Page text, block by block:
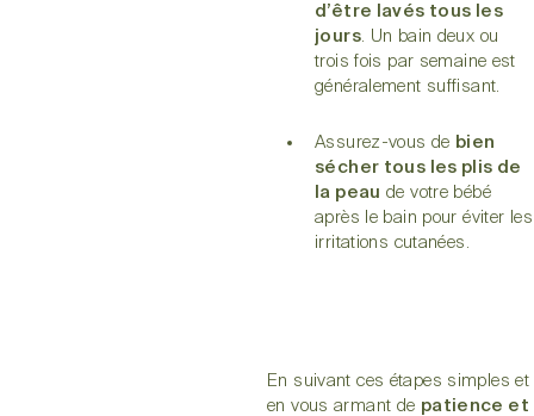
d’être lavés tous les
jours. Un bain deux ou
trois fois par semaine est
généralement suffisant.
Assurez-vous de bien
sécher tous les plis de
la peau de votre bébé
après le bain pour éviter les
irritations cutanées.
En suivant ces étapes simples et
en vous armant de patience et